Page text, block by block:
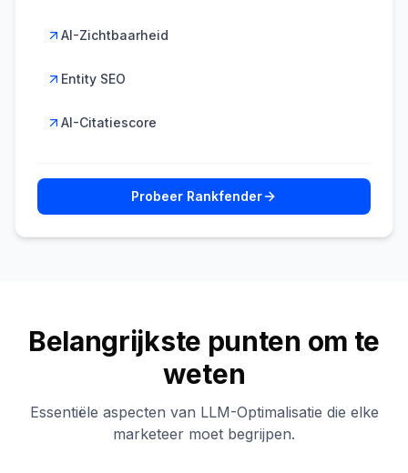
AI-Zichtbaarheid
Entity SEO
AI-Citatiescore
Probeer Rankfender
Belangrijkste punten om te
weten
Essentiële aspecten van LLM-Optimalisatie die elke
marketeer moet begrijpen.